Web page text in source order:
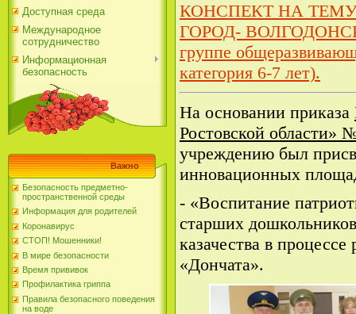
Доступная среда
Международное
сотрудничество
Информационная
безопасность
Важно
Безопасность предметно-
пространственной среды
Информация для родителей
Коронавирус
СТОП! Мошенники!
В мире безопасности
Время прививок
Профилактика гриппа
Правила безопасного поведения
на воде
КОНСПЕКТ НА
ГОРОД- ВОЛГОДОНСК»
группе
категория 6-7 лет).
На основании приказа
Ростовской области»
учреждению был
инновационных
- «Воспитание
старших
казачества в
«Дончата».